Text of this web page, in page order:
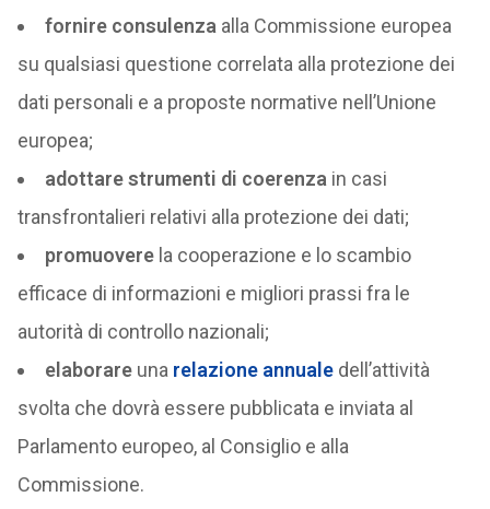
fornire consulenza alla Commissione europea
su qualsiasi questione correlata alla protezione dei
dati personali e a proposte normative nell’Unione
europea;
adottare strumenti di coerenza in casi
transfrontalieri relativi alla protezione dei dati;
promuoverela cooperazione e lo scambio
efficace di informazioni e migliori prassi fra le
autorità di controllo nazionali;
elaborareuna relazione annualedell’attività
svolta che dovrà essere pubblicata e inviata al
Parlamento europeo, al Consiglio e alla
Commissione.